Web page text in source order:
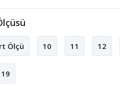
Ölçü 10 11 12
19